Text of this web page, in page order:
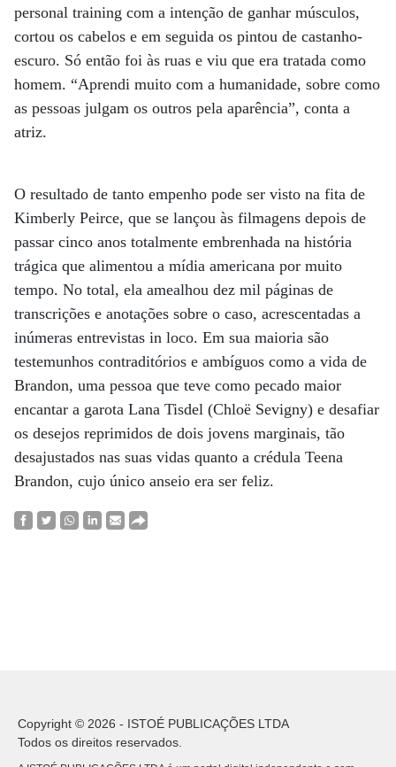
personal training com a intenção de ganhar músculos,
cortou os cabelos e em seguida os pintou de castanho-
escuro. Só então foi às ruas e viu que era tratada como
homem. “Aprendi muito com a humanidade, sobre como
as pessoas julgam os outros pela aparência”, conta a
atriz.
O resultado de tanto empenho pode ser visto na fita de
Kimberly Peirce, que se lançou às filmagens depois de
passar cinco anos totalmente embrenhada na história
trágica que alimentou a mídia americana por muito
tempo. No total, ela amealhou dez mil páginas de
transcrições e anotações sobre o caso, acrescentadas a
inúmeras entrevistas in loco. Em sua maioria são
testemunhos contraditórios e ambíguos como a vida de
Brandon, uma pessoa que teve como pecado maior
encantar a garota Lana Tisdel (Chloë Sevigny) e desafiar
os desejos reprimidos de dois jovens marginais, tão
desajustados nas suas vidas quanto a crédula Teena
Brandon, cujo único anseio era ser feliz.
Copyright © 2026 - ISTOÉ PUBLICAÇÕES LTDA
Todos os direitos reservados.